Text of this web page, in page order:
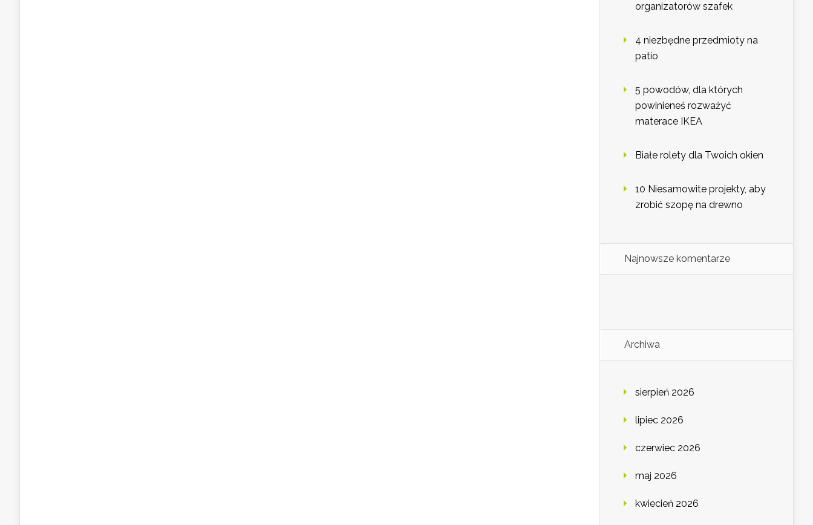
organizatorów szafek
4 niezbędne przedmioty na
patio
5 powodów, dla których
powinieneś rozważyć
materace IKEA
Białe rolety dla Twoich okien
10 Niesamowite projekty, aby
zrobić szopę na drewno
Najnowsze komentarze
Archiwa
sierpień 2026
lipiec 2026
czerwiec 2026
maj 2026
kwiecień 2026